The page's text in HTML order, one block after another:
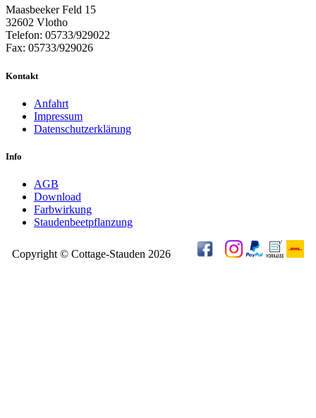
Maasbeeker Feld 15
32602 Vlotho
Telefon: 05733/929022
Fax: 05733/929026
Kontakt
Anfahrt
Impressum
Datenschutzerklärung
Info
AGB
Download
Farbwirkung
Staudenbeetpflanzung
Copyright © Cottage-Stauden 2026